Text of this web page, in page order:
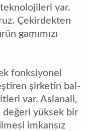
var.
Çekirdekten
gamımızı
fonksiyonel
şirketin bal-
var. Aslanali,
değeri yüksek bir
imkansız